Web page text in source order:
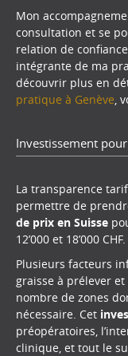
Mon
consultation et se
relation de
intégrante de ma
découvrir plus en
pratique à Genève,
Investissement
La transparence
permettre de
de prix en Suisse
12’000 et 18’000 CHF.
Plusieurs facteurs
graisse à prélever
nombre de zones
nécessaire. Cet
préopératoires,
clinique, et tout le